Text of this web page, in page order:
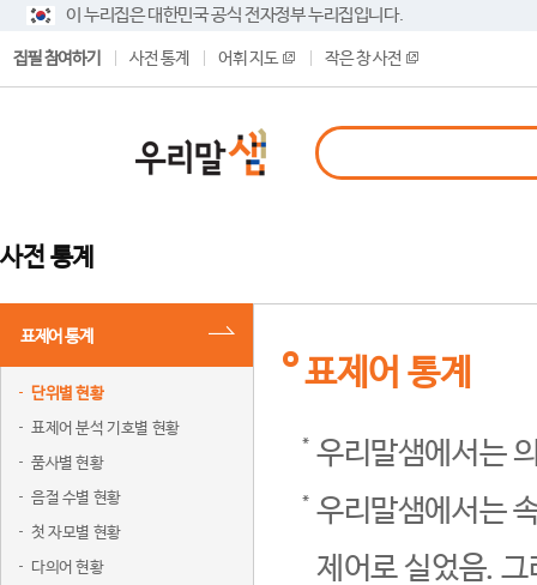
이 누리집은 대한민국 공식 전자정부 누리집입니다.
집필 참여하기 사전 통계 어휘 지도 작은 창 사전
사전 통계
표제어 통계
단위별 현황
표제어 분석 기호별 현황
품사별 현황
음절 수별 현황
첫 자모별 현황
다의어 현황
표제어 통계
우리말샘에서는
우리말샘에서는
제어로 실었음.